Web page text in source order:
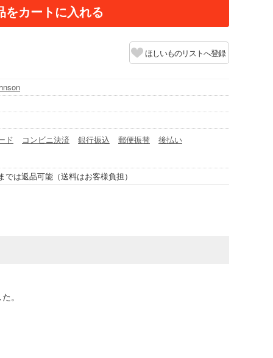
をカートに入れる
ほしいものリストへ登録
ド コンビニ決済 銀行振込 郵便振替
後払い
では返品可能（送料はお客様負担）
。